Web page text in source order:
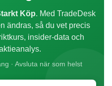
Köp. Med TradeDesk
ändras, så du vet precis
insider-data och
· Avsluta när som helst